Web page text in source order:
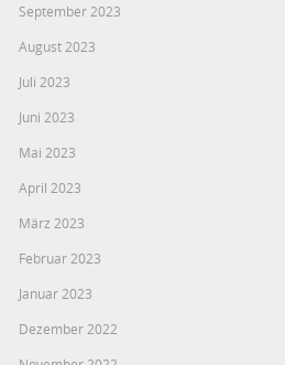
September 2023
August 2023
Juli 2023
Juni 2023
Mai 2023
April 2023
März 2023
Februar 2023
Januar 2023
Dezember 2022